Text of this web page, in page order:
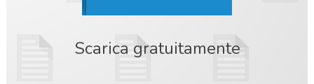
Scarica gratuitamente